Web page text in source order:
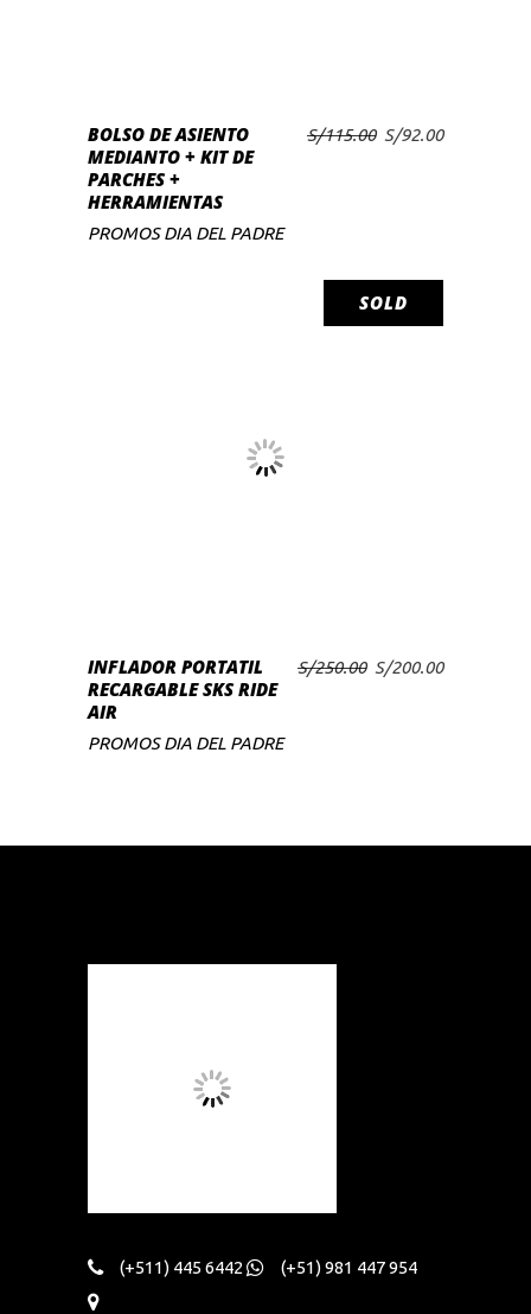
AÑADIR AL CARRITO
BOLSO DE ASIENTO
MEDIANTO + KIT DE
PARCHES +
HERRAMIENTAS
S/115.00 El
S/92.00El
PROMOS DIA DEL PADRE
SALE
SOLD
LEER MÁS
INFLADOR PORTATIL
RECARGABLE SKS RIDE
AIR
S/250.00 El
S/200.00El
PROMOS DIA DEL PADRE
(+511) 445 6442 (+51) 981 447 954